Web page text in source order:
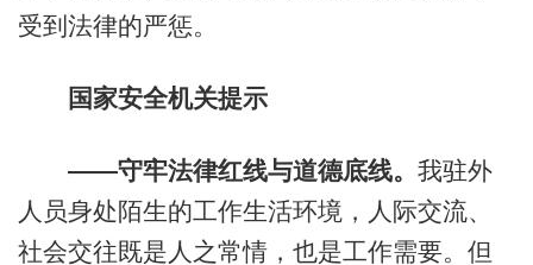
受到法律的严惩。
国家安全机关提示
——守牢法律红线与道德底线。 我驻外
人员身处陌生的工作生活环境，人际交流、
社会交往既是人之常情，也是工作需要。但